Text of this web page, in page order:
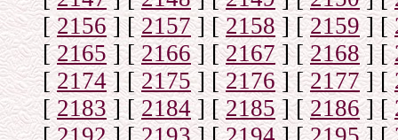
[2156] [2157] [2158] [2159] [
[2165] [2166] [2167] [2168] [
[ 2174] [2175] [2176] [2177] [
[2183] [2184] [2185] [2186] [